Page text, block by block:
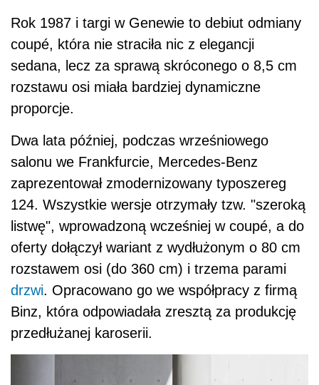
Rok 1987 i targi w Genewie to debiut odmiany
coupé, która nie straciła nic z elegancji
sedana, lecz za sprawą skróconego o 8,5 cm
rozstawu osi miała bardziej dynamiczne
proporcje.
Dwa lata później, podczas wrześniowego
salonu we Frankfurcie, Mercedes-Benz
zaprezentował zmodernizowany typoszereg
124. Wszystkie wersje otrzymały tzw. "szeroką
listwę", wprowadzoną wcześniej w coupé, a do
oferty dołączył wariant z wydłużonym o 80 cm
rozstawem osi (do 360 cm) i trzema parami
drzwi. Opracowano go we współpracy z firmą
Binz, która odpowiadała zresztą za produkcję
przedłużanej karoserii.